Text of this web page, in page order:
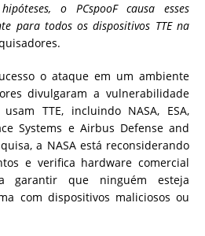
o PCspooF causa esses
para todos os dispositivos TTE na
o ataque em um ambiente
divulgaram a vulnerabilidade
TTE, incluindo NASA, ESA,
Systems e Airbus Defense and
a NASA está reconsiderando
e verifica hardware comercial
garantir que ninguém esteja
com dispositivos maliciosos ou